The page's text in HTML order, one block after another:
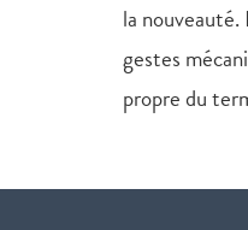
la
gestes
propre du